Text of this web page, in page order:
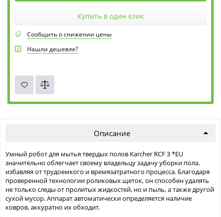
Купить в один клик
Сообщить о снижении цены
Нашли дешевле?
Описание
Умный робот для мытья твердых полов Karcher RCF 3 *EU
значительно облегчает своему владельцу задачу уборки пола,
избавляя от трудоемкого и времязатратного процесса. Благодаря
проверенной технологии роликовых щеток, он способен удалять
не только следы от пролитых жидкостей, но и пыль, а также другой
сухой мусор. Аппарат автоматически определяется наличие
ковров, аккуратно их обходит.